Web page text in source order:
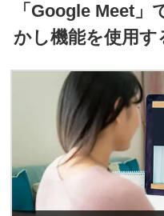
「Google Meet
かし機能を使用す